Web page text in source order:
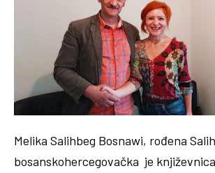
Melika Salihbeg Bosnawi, rođena
bosanskohercegovačka je